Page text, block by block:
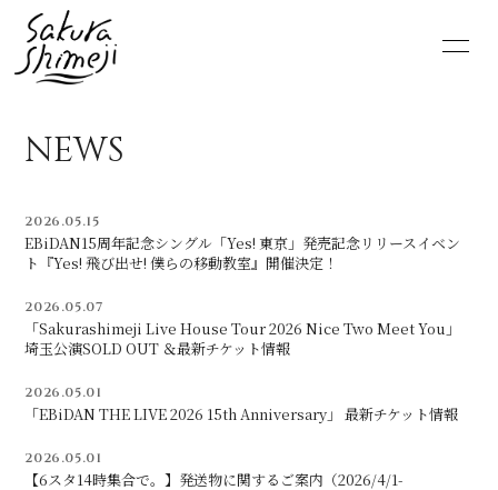
SCHEDULE
VIDEO
DISCOGRAPHY
RADIO
6st lounge
NOTE
CONTACT
NEWS
2026.05.15
EBiDAN15周年記念シングル「Yes! 東京」発売記念リリースイベン
ト『Yes! 飛び出せ! 僕らの移動教室』開催決定！
2026.05.07
「Sakurashimeji Live House Tour 2026 Nice Two Meet You」
埼玉公演SOLD OUT ＆最新チケット情報
2026.05.01
「EBiDAN THE LIVE 2026 15th Anniversary」 最新チケット情報
2026.05.01
【6スタ14時集合で。】発送物に関するご案内（2026/4/1-